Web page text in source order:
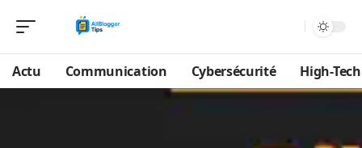
Actu Communication Cybersécurité High-Tech